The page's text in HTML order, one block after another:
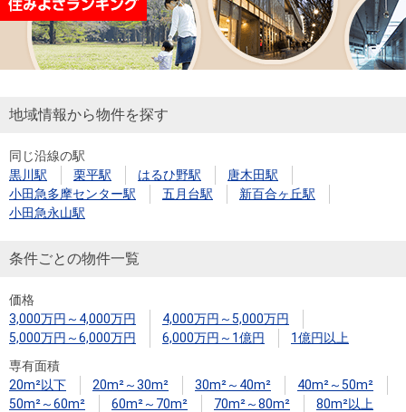
地域情報から物件を探す
同じ沿線の駅
黒川駅
栗平駅 はるひ野駅
唐木田駅
小田急多摩センター駅
五月台駅
新百合ヶ丘駅
小田急永山駅
条件ごとの物件一覧
価格
3,000万円～4,000万円
4,000万円～5,000万円
5,000万円～6,000万円
6,000万円～1億円
1億円以上
専有面積
20m²以下
20m²～30m² 30m²～40m²
40m²～50m²
50m²～60m²
60m²～70m² 70m²～80m²
80m²以上